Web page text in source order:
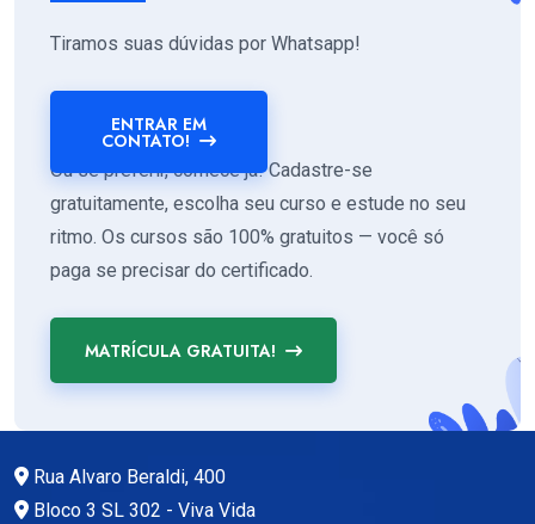
Tiramos suas dúvidas por Whatsapp!
ENTRAR EM
CONTATO!
Ou se preferir, comece já! Cadastre-se
gratuitamente, escolha seu curso e estude no seu
ritmo. Os cursos são 100% gratuitos — você só
paga se precisar do certificado.
MATRÍCULA GRATUITA!
Rua Alvaro Beraldi, 400
Bloco 3 SL 302 - Viva Vida